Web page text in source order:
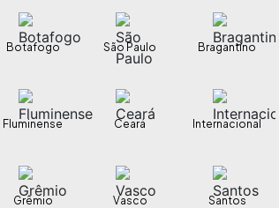
em campo nesta quinta-feira (10)
será disputado no Morumbis a partir
marcou.
Botafogo São Paulo Bragantino
Fluminense Ceará Internacional
Grêmio Vasco Santos